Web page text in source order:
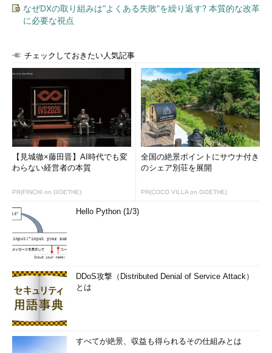
なぜDXの取り組みは“よくある失敗”を繰り返す? 本質的な改革
に必要な視点
チェックしておきたい人気記事
【見城徹×藤田晋】AI時代でも変
わらない経営者の本質
PR(FINCHI on GOETHE)
全国の絶景ポイントにサウナ付き
のシェア別荘を展開
PR(COCO VILLA on GOETHE)
Hello Python (1/3)
DDoS攻撃（Distributed Denial of Service Attack）
とは
すべてが絶景、収益も得られるその仕組みとは